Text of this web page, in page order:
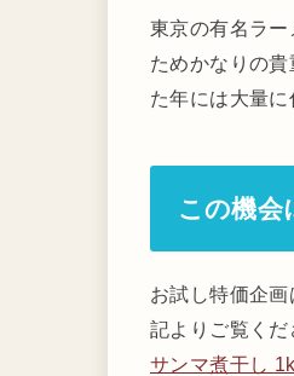
東京の有名ラ
ためかなりの
た年には大量に
この機会
お試し特価企
記よりご覧くだ
サンマ煮干し